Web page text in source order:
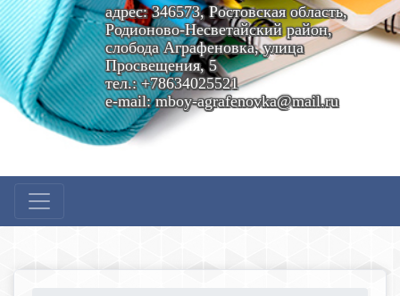
адрес: 346573, Ростовская область,
Родионово-Несветайский район,
слобода Аграфеновка, улица
Просвещения, 5
тел.: +78634025521
e-mail: mboy-agrafenovka@mail.ru